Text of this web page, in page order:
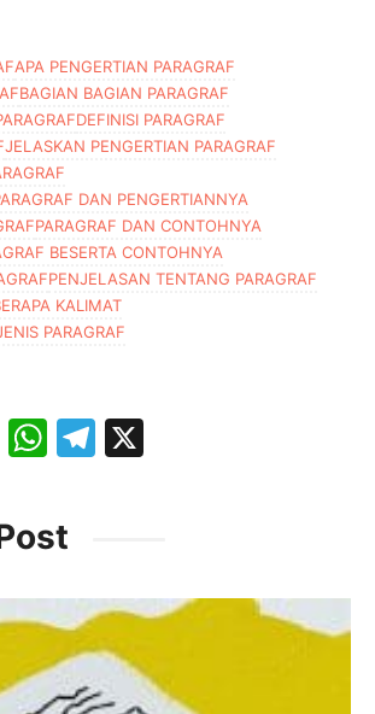
APA PENGERTIAN PARAGRAF
BAGIAN BAGIAN PARAGRAF
DEFINISI PARAGRAF
JELASKAN PENGERTIAN PARAGRAF
DAN PENGERTIANNYA
PARAGRAF DAN CONTOHNYA
BESERTA CONTOHNYA
PENJELASAN TENTANG PARAGRAF
KALIMAT
PARAGRAF
E
ai
l
W
at
s
A
p
p
T
a
m